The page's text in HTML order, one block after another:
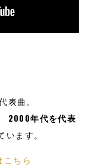
表曲。
2000年代を代表
ます。
こちら